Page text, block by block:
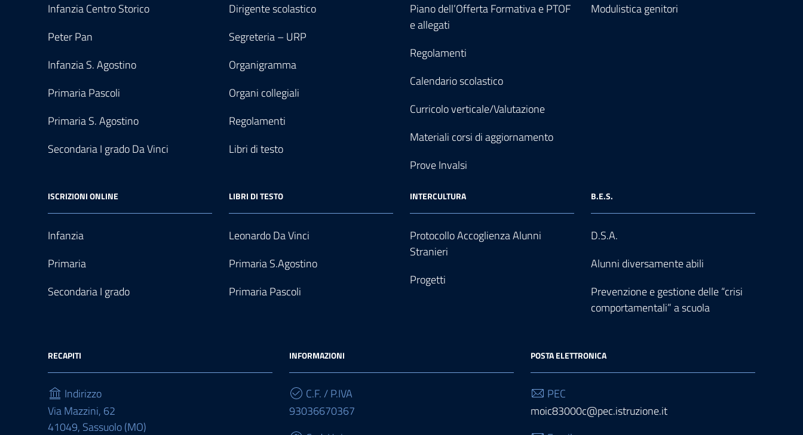
Infanzia Centro Storico
Peter Pan
Infanzia S. Agostino
Primaria Pascoli
Primaria S. Agostino
Secondaria I grado Da Vinci
Dirigente scolastico
Segreteria – URP
Organigramma
Organi collegiali
Regolamenti
Libri di testo
Piano dell’Offerta Formativa e PTOF
e allegati
Regolamenti
Calendario scolastico
Curricolo verticale/Valutazione
Materiali corsi di aggiornamento
Prove Invalsi
Modulistica genitori
ISCRIZIONI ONLINE
Infanzia
Primaria
Secondaria I grado
LIBRI DI TESTO
Leonardo Da Vinci
Primaria S.Agostino
Primaria Pascoli
INTERCULTURA
Protocollo Accoglienza Alunni
Stranieri
Progetti
B.E.S.
D.S.A.
Alunni diversamente abili
Prevenzione e gestione delle “crisi
comportamentali” a scuola
RECAPITI
Indirizzo
Via Mazzini, 62
41049, Sassuolo (MO)
INFORMAZIONI
C.F. / P.IVA
93036670367
POSTA ELETTRONICA
PEC
moic83000c@pec.istruzione.it